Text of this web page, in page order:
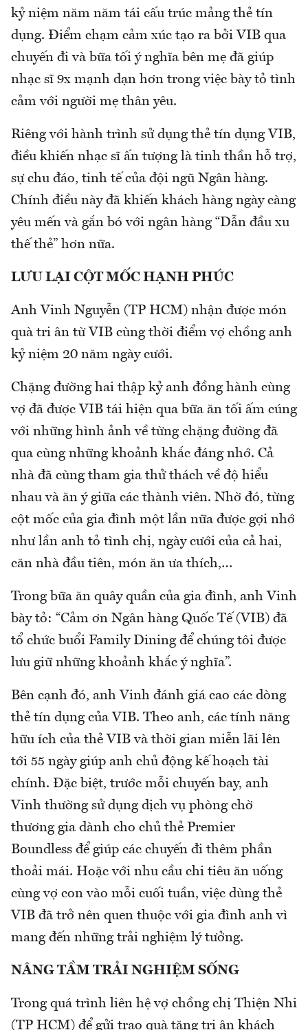
kỷ niệm năm năm tái cấu trúc mảng thẻ tín
dụng. Điểm chạm cảm xúc tạo ra bởi VIB qua
chuyến đi và bữa tối ý nghĩa bên mẹ đã giúp
nhạc sĩ 9x mạnh dạn hơn trong việc bày tỏ tình
cảm với người mẹ thân yêu.
Riêng với hành trình sử dụng thẻ tín dụng VIB,
điều khiến nhạc sĩ ấn tượng là tinh thần hỗ trợ,
sự chu đáo, tinh tế của đội ngũ Ngân hàng.
Chính điều này đã khiến khách hàng ngày càng
yêu mến và gắn bó với ngân hàng “Dẫn đầu xu
thế thẻ” hơn nữa.
LƯU LẠI CỘT MỐC HẠNH PHÚC
Anh Vinh Nguyễn (TP HCM) nhận được món
quà tri ân từ VIB cùng thời điểm vợ chồng anh
kỷ niệm 20 năm ngày cưới.
Chặng đường hai thập kỷ anh đồng hành cùng
vợ đã được VIB tái hiện qua bữa ăn tối ấm cúng
với những hình ảnh về từng chặng đường đã
qua cùng những khoảnh khắc đáng nhớ. Cả
nhà đã cùng tham gia thử thách về độ hiểu
nhau và ăn ý giữa các thành viên. Nhờ đó, từng
cột mốc của gia đình một lần nữa được gợi nhớ
như lần anh tỏ tình chị, ngày cưới của cả hai,
căn nhà đầu tiên, món ăn ưa thích,…
Trong bữa ăn quây quần của gia đình, anh Vinh
bày tỏ: “Cảm ơn Ngân hàng Quốc Tế (VIB) đã
tổ chức buổi Family Dining để chúng tôi được
lưu giữ những khoảnh khắc ý nghĩa”.
Bên cạnh đó, anh Vinh đánh giá cao các dòng
thẻ tín dụng của VIB. Theo anh, các tính năng
hữu ích của thẻ VIB và thời gian miễn lãi lên
tới 55 ngày giúp anh chủ động kế hoạch tài
chính. Đặc biệt, trước mỗi chuyến bay, anh
Vinh thường sử dụng dịch vụ phòng chờ
thương gia dành cho chủ thẻ Premier
Boundless để giúp các chuyến đi thêm phần
thoải mái. Hoặc với nhu cầu chi tiêu ăn uống
cùng vợ con vào mỗi cuối tuần, việc dùng thẻ
VIB đã trở nên quen thuộc với gia đình anh vì
mang đến những trải nghiệm lý tưởng.
NÂNG TẦM TRẢI NGHIỆM SỐNG
Trong quá trình liên hệ vợ chồng chị Thiện Nhi
(TP HCM) để gửi trao quà tặng tri ân khách